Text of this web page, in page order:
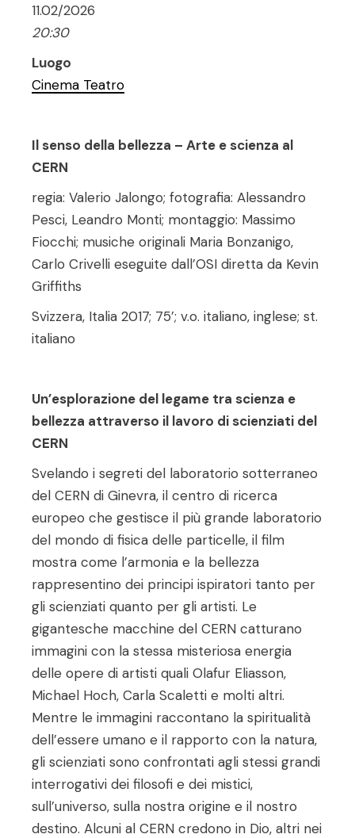
11.02/2026
20:30
Luogo
Cinema Teatro
Il senso della bellezza – Arte e scienza al
CERN
regia: Valerio Jalongo;fotografia: Alessandro
Pesci, Leandro Monti; montaggio: Massimo
Fiocchi; musiche originali Maria Bonzanigo,
Carlo Crivelli eseguite dall’OSI diretta da Kevin
Griffiths
Svizzera, Italia 2017; 75’; v.o. italiano, inglese; st.
italiano
Un’esplorazione del legame tra scienza e
bellezza attraverso il lavoro di scienziati del
CERN
Svelando i segreti del laboratorio sotterraneo
del CERN di Ginevra, il centro di ricerca
europeo che gestisce il più grande laboratorio
del mondo di fisica delle particelle, il film
mostra come l’armonia e la bellezza
rappresentino dei principi ispiratori tanto per
gli scienziati quanto per gli artisti. Le
gigantesche macchine del CERN catturano
immagini con la stessa misteriosa energia
delle opere di artisti quali Olafur Eliasson,
Michael Hoch, Carla Scaletti e molti altri.
Mentre le immagini raccontano la spiritualità
dell’essere umano e il rapporto con la natura,
gli scienziati sono confrontati agli stessi grandi
interrogativi dei filosofi e dei mistici,
sull’universo, sulla nostra origine e il nostro
destino. Alcuni al CERN credono in Dio, altri nei